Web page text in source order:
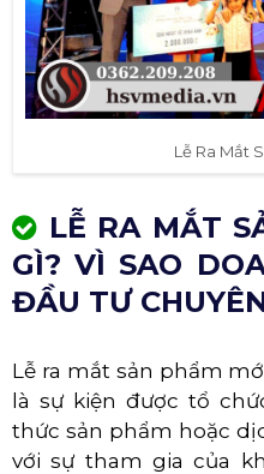
Lễ Ra Mắt
LỄ RA MẮT
GÌ? VÌ SAO
ĐẦU TƯ
Lễ ra mắt sản phẩm
là sự kiện được tổ
thức sản phẩm hoặc
với sự tham gia của